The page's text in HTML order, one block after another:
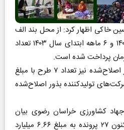
خاکی اظهار کرد: از محل بند الف
تبصره ۱۸ سال ۱۴۰۱ در سال ۱۴۰۲ و ۶ ماهه ابتدای سال ۱۴۰۳ تعداد
وی افزود: در حوزه تولید بذور اصلاح‌شده نیز تعداد ۷ طرح با مبلغ
به شرکت‌های تولیدکننده بذور اصلاح‌شده
کشاورزی خراسان رضوی بیان
کرد: از ابتدای سال جاری تاکنون ۲۷ پرونده به مبلغ ۶.۶۶ میلیارد